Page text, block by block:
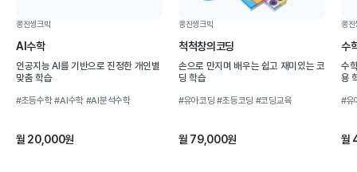
웅진씽크빅
AI수학
인공지능 AI를 기반으로 진정한 개인별
맞춤 학습
#초등수학#AI수학 #AI분석수학
월 20,000원
웅진씽크빅
척척창의코딩
손으로 만지며 배우는 쉽고 재미있는 코
딩 학습
#유아코딩 #초등코딩 #코딩교육
월 79,000원
웅진
수
수
용
#유
월